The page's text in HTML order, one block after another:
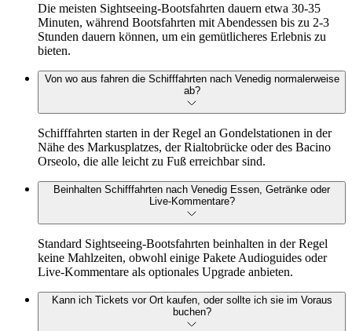
Die meisten Sightseeing-Bootsfahrten dauern etwa 30-35
Minuten, während Bootsfahrten mit Abendessen bis zu 2-3
Stunden dauern können, um ein gemütlicheres Erlebnis zu
bieten.
Von wo aus fahren die Schifffahrten nach Venedig normalerweise
ab?
Schifffahrten starten in der Regel an Gondelstationen in der
Nähe des Markusplatzes, der Rialtobrücke oder des Bacino
Orseolo, die alle leicht zu Fuß erreichbar sind.
Beinhalten Schifffahrten nach Venedig Essen, Getränke oder
Live-Kommentare?
Standard Sightseeing-Bootsfahrten beinhalten in der Regel
keine Mahlzeiten, obwohl einige Pakete Audioguides oder
Live-Kommentare als optionales Upgrade anbieten.
Kann ich Tickets vor Ort kaufen, oder sollte ich sie im Voraus
buchen?